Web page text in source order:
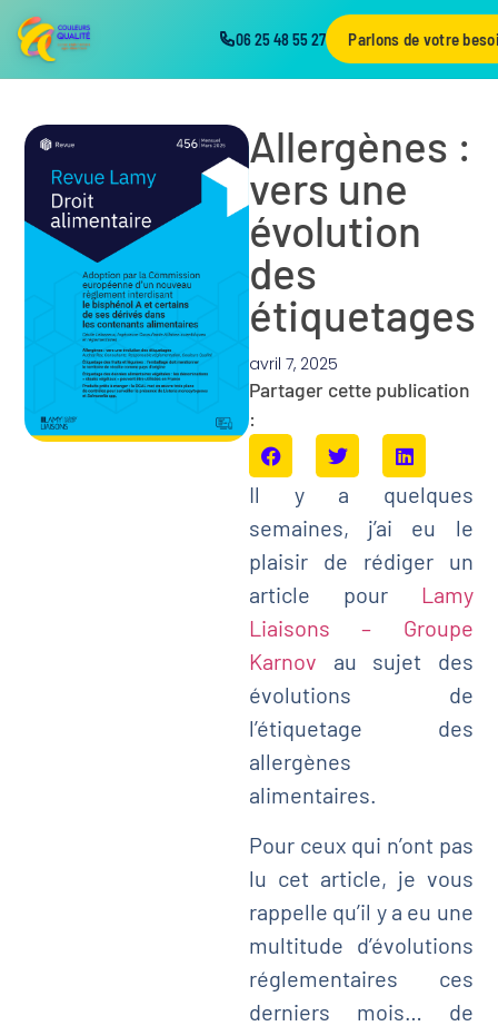
06 25 48 55 27 Parlons de votre
Allergènes :
vers une
évolution
des
étiquetages
avril 7, 2025
Partager cette publication
:
Il y a quelques
semaines, j’ai eu le
plaisir de rédiger un
article pour Lamy
Liaisons – Groupe
Karnov au sujet des
évolutions de
l’étiquetage des
allergènes
alimentaires.
Pour ceux qui n’ont pas
lu cet article, je vous
rappelle qu’il y a eu une
multitude d’évolutions
réglementaires ces
derniers mois… de